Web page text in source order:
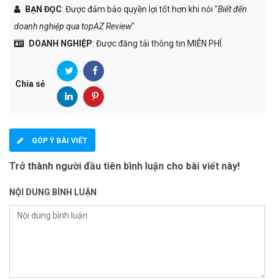
BẠN ĐỌC: Được đảm bảo quyền lợi tốt hơn khi nói "Biết đến
doanh nghiệp qua topAZ Review"
DOANH NGHIỆP: Được đăng tải thông tin MIỄN PHÍ.
Chia sẻ
GÓP Ý BÀI VIẾT
Trở thành người đầu tiên bình luận cho bài viết này!
NỘI DUNG BÌNH LUẬN